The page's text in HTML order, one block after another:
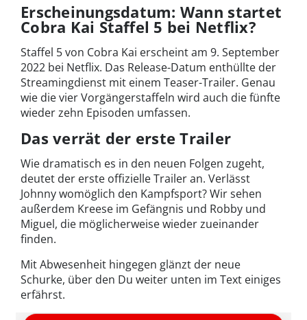
Erscheinungsdatum: Wann startet
Cobra Kai Staffel 5 bei Netflix?
Staffel 5 von Cobra Kai erscheint am 9. September
2022 bei Netflix. Das Release-Datum enthüllte der
Streamingdienst mit einem Teaser-Trailer. Genau
wie die vier Vorgängerstaffeln wird auch die fünfte
wieder zehn Episoden umfassen.
Das verrät der erste Trailer
Wie dramatisch es in den neuen Folgen zugeht,
deutet der erste offizielle Trailer an. Verlässt
Johnny womöglich den Kampfsport? Wir sehen
außerdem Kreese im Gefängnis und Robby und
Miguel, die möglicherweise wieder zueinander
finden.
Mit Abwesenheit hingegen glänzt der neue
Schurke, über den Du weiter unten im Text einiges
erfährst.